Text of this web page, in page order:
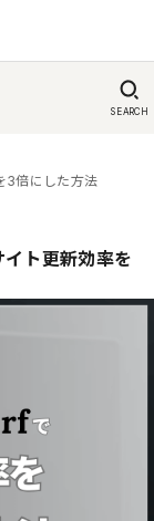
SEARCH
3倍にした方法
ト更新効率を